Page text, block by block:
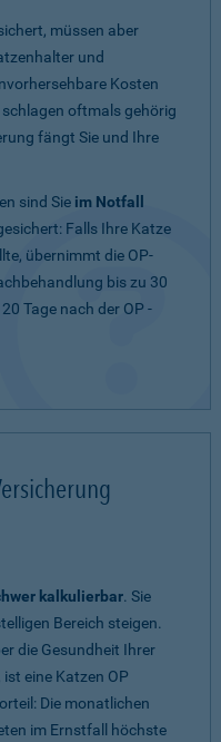
müssen aber
und
Kosten
oftmals gehörig
fängt Sie und Ihre
sind Sie im Notfall
Falls Ihre Katze
übernimmt die OP-
bis zu 30
Tage nach der OP -
kalkulierbar. Sie
Bereich steigen.
die Gesundheit Ihrer
eine Katzen OP
Die monatlichen
im Ernstfall höchste